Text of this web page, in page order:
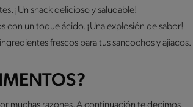
¡Un snack delicioso y saludable!
con un toque ácido. ¡Una explosión de sabor!
frescos para tus sancochos y ajiacos.
muchas razones. A continuación te decimos